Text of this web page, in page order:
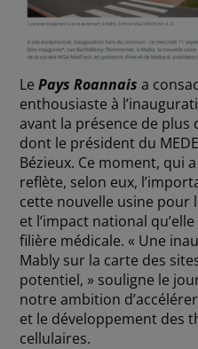
LePays Roannais a
enthousiaste à
avant la présence de plus
dont le président du
Bézieux. Ce moment, qui
reflète, selon eux,
cette nouvelle usine pour
et l’impact national
filière médicale. « Une
Mably sur la carte des
potentiel, » souligne le
notre ambition
et le développement des
cellulaires.